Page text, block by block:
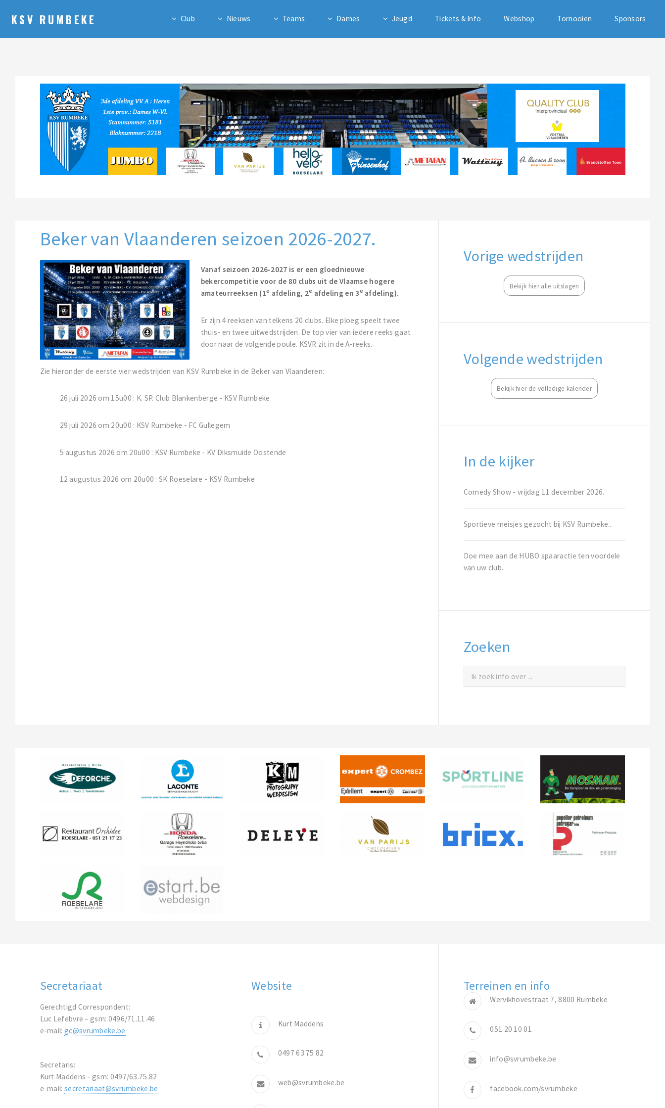
KSV RUMBEKE Club Nieuws Teams Dames Jeugd Tickets & Info Webshop Tornooien Sponsors
Beker van Vlaanderen seizoen 2026-2027.
Vanaf seizoen 2026-2027 is er een gloednieuwe
bekercompetitie voor de 80 clubs uit de Vlaamse hogere
amateurreeksen (1e afdeling, 2e afdeling en 3e afdeling).
Er zijn 4 reeksen van telkens 20 clubs. Elke ploeg speelt twee
thuis- en twee uitwedstrijden. De top vier van iedere reeks gaat
door naar de volgende poule. KSVR zit in de A-reeks.
Zie hieronder de eerste vier wedstrijden van KSV Rumbeke in de Beker van Vlaanderen:
26 juli 2026 om 15u00 : K. SP. Club Blankenberge - KSV Rumbeke
29 juli 2026 om 20u00 : KSV Rumbeke - FC Gullegem
5 augustus 2026 om 20u00 : KSV Rumbeke - KV Diksmuide Oostende
12 augustus 2026 om 20u00 : SK Roeselare - KSV Rumbeke
Vorige wedstrijden
Bekijk hier alle uitslagen
Volgende wedstrijden
Bekijk hier de volledige kalender
In de kijker
Comedy Show - vrijdag 11 december 2026.
Sportieve meisjes gezocht bij KSV Rumbeke..
Doe mee aan de HUBO spaaractie ten voordele
van uw club.
Zoeken
Secretariaat
Gerechtigd Correspondent:
Luc Lefebvre – gsm: 0496/71.11.46
e-mail: gc@svrumbeke.be
Secretaris:
Kurt Maddens - gsm: 0497/63.75.82
e-mail: secretariaat@svrumbeke.be
Website
Kurt Maddens
0497 63 75 82
web@svrumbeke.be
Terreinen en info
Wervikhovestraat 7, 8800 Rumbeke
051 20 10 01
info@svrumbeke.be
facebook.com/svrumbeke